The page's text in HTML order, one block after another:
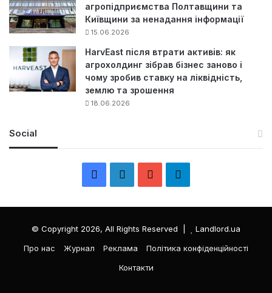
агропідприємства Полтавщини та
Київщини за ненадання інформації
15.06.2026
HarvEast після втрати активів: як
агрохолдинг зібрав бізнес заново і
чому зробив ставку на ліквідність,
землю та зрошення
18.06.2026
Social
e
k
e
T
л
е
© Copyright 2026, All Rights Reserved |
Landlord.ua
Про нас
Журнал Реклама
Політика конфіденційності
Контакти